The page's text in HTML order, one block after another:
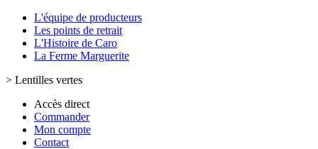
L'équipe de producteurs
Les points de retrait
L'Histoire de Caro
La Ferme Marguerite
> Lentilles vertes
Accès direct
Commander
Mon compte
Contact